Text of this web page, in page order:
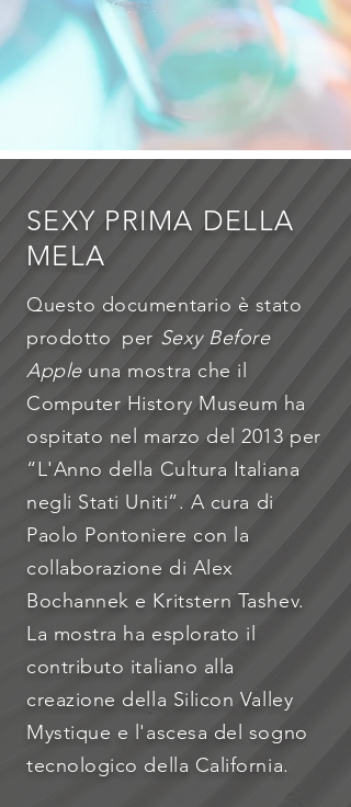
SEXY PRIMA DELLA
MELA
Questo documentario è stato
prodotto per Sexy Before
Appleuna mostra che il
Computer History Museum ha
ospitato nel marzo del 2013 per
“L'Anno della Cultura Italiana
negli Stati Uniti”. A cura di
Paolo Pontoniere con la
collaborazione di Alex
Bochannek e Kritstern Tashev.
La mostra ha esplorato il
contributo italiano alla
creazione della Silicon Valley
Mystique e l'ascesa del sogno
tecnologico della California.